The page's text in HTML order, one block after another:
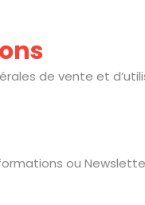
de vente et
ou